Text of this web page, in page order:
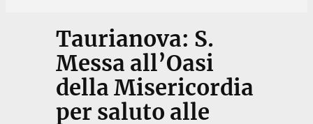
Taurianova: S.
Messa all’Oasi
della Misericordia
per saluto alle